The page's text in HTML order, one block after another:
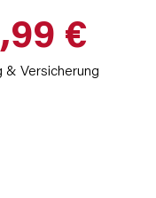
€
& Versicherung